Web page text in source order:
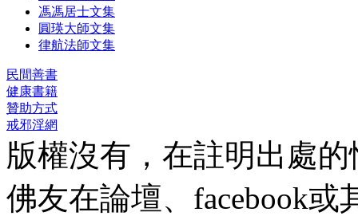
馮馮居士文集
圓瑛大師文集
律航法師文集
民間善書
健康書籍
贊助方式
戒邪淫網
版權沒有，在註明出處
佛友在論壇、facebook